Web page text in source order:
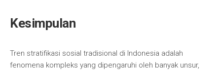
Kesimpulan
Tren stratifikasi sosial tradisional di Indonesia adalah
fenomena kompleks yang dipengaruhi oleh banyak unsur,